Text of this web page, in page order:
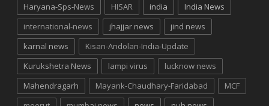
Haryana-Sps-News
HISAR india
India News
international-news
jhajjar news
jind news
karnal news
Kisan-Andolan-India-Update
Kurukshetra News
lampi virus
lucknow news
Mahendragarh
Mayank-Chaudhary-Faridabad
MCF